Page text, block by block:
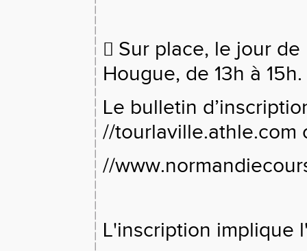
 Sur place, le jour
Hougue, de 13h à 15h.
Le bulletin
//tourlaville.athle.com
//
L'inscription implique